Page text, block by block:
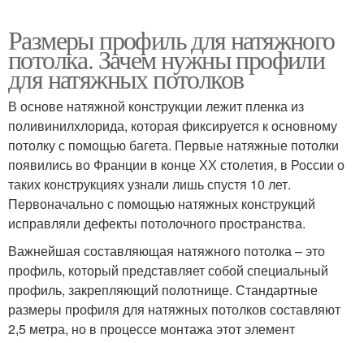
Размеры профиль для натяжного
потолка. Зачем нужны профили
для натяжных потолков
В основе натяжной конструкции лежит пленка из
поливинилхлорида, которая фиксируется к основному
потолку с помощью багета. Первые натяжные потолки
появились во Франции в конце ХХ столетия, в России о
таких конструкциях узнали лишь спустя 10 лет.
Первоначально с помощью натяжных конструкций
исправляли дефекты потолочного пространства.
Важнейшая составляющая натяжного потолка – это
профиль, который представляет собой специальный
профиль, закрепляющий полотнище. Стандартные
размеры профиля для натяжных потолков составляют
2,5 метра, но в процессе монтажа этот элемент